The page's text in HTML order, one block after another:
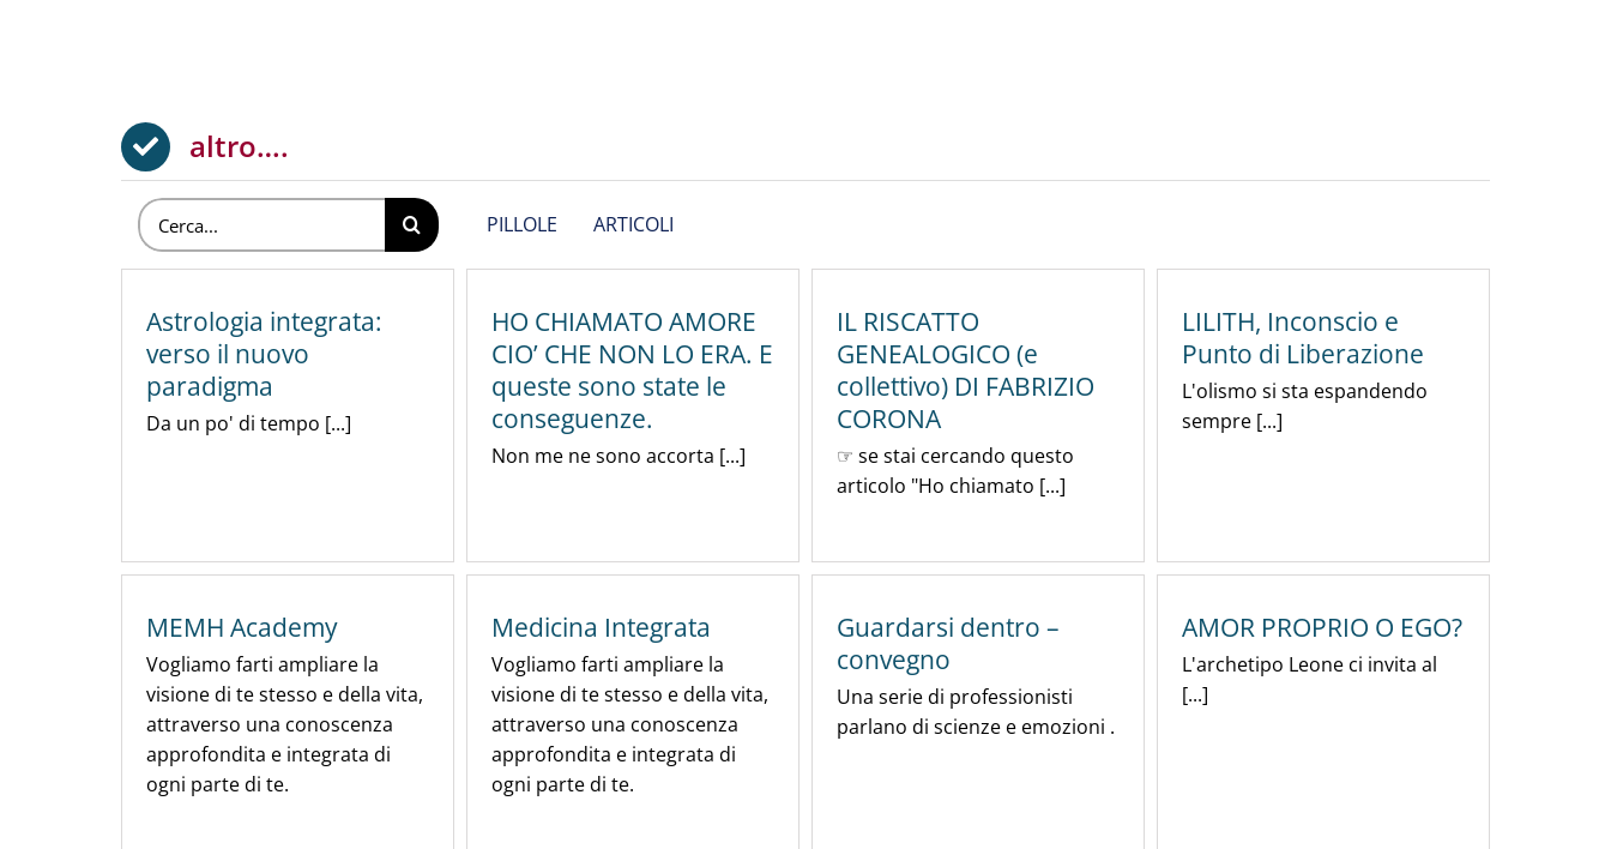
altro….
Cerca
per:
PILLOLE ARTICOLI
Astrologia integrata:
verso il nuovo
paradigma
Da un po' di tempo [...]
HO CHIAMATO AMORE
CIO’ CHE NON LO ERA. E
queste sono state le
conseguenze.
Non me ne sono accorta [...]
IL RISCATTO
GENEALOGICO (e
collettivo) DI FABRIZIO
CORONA
☞ se stai cercando questo
articolo "Ho chiamato [...]
LILITH, Inconscio e
Punto di Liberazione
L'olismo si sta espandendo
sempre [...]
MEMH Academy
Vogliamo farti ampliare la
visione di te stesso e della vita,
attraverso una conoscenza
approfondita e integrata di
ogni parte di te.
Medicina Integrata
Vogliamo farti ampliare la
visione di te stesso e della vita,
attraverso una conoscenza
approfondita e integrata di
ogni parte di te.
Guardarsi dentro –
convegno
Una serie di professionisti
parlano di scienze e emozioni .
AMOR PROPRIO O EGO?
L'archetipo Leone ci invita al
[...]